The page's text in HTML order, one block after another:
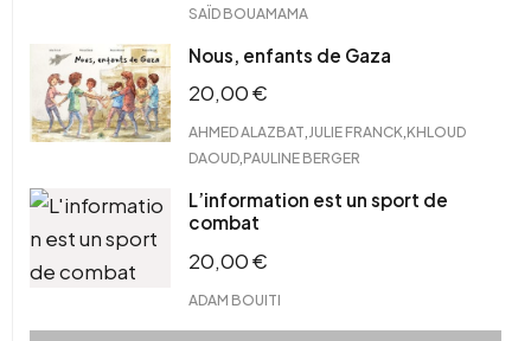
SAÏD BOUAMAMA
Nous, enfants de Gaza
20,00€
AHMED ALAZBAT,JULIE FRANCK,KHLOUD
DAOUD,PAULINE BERGER
L’information est un sport de
combat
20,00€
ADAM BOUITI